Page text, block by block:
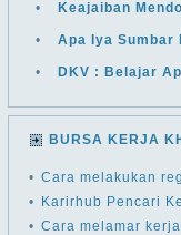
• Keajaiban
• Apa Iya Sumbar
• DKV : Belajar
BURSA KERJA
• Cara melakukan
•
Karirhub Pencari
• Cara melamar